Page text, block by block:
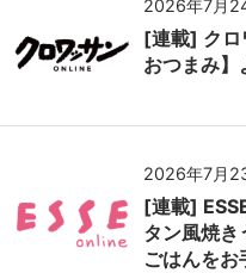
2026年7月
[連載] クロ
おつまみ
2026年7月
[連載]
タン風焼き
ごはんをお